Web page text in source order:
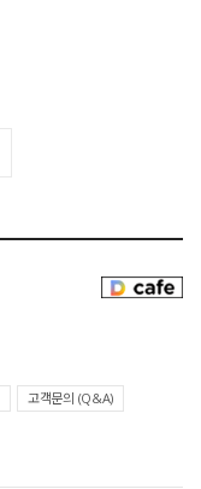
고객문의 (Q&A)